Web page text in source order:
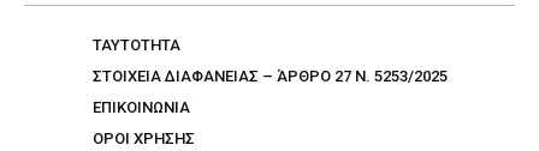
TAYTOTHTA
ΣΤΟΙΧΕΙΑ ΔΙΑΦΑΝΕΙΑΣ – ΆΡΘΡΟ 27 Ν. 5253/2025
ΕΠΙΚΟΙΝΩΝΙΑ
ΟΡΟΙ ΧΡΗΣΗΣ